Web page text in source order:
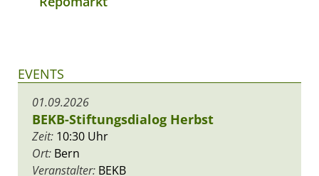
EVENTS
01.09.2026
BEKB-Stiftungsdialog Herbst
Zeit: 10:30 Uhr
Ort: Bern
Veranstalter: BEKB